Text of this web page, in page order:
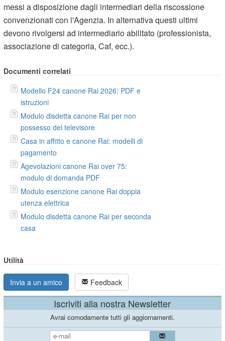
messi a disposizione dagli intermediari della riscossione
convenzionati con l'Agenzia. In alternativa questi ultimi
devono rivolgersi ad intermediario abilitato (professionista,
associazione di categoria, Caf, ecc.).
Documenti correlati
Modello F24 canone Rai 2026: PDF e
istruzioni
Modulo disdetta canone Rai per non
possesso del televisore
Casa in affitto e canone Rai: modelli di
pagamento
Agevolazioni canone Rai over 75:
modulo di domanda PDF
Modulo esenzione canone Rai doppia
utenza elettrica
Modulo disdetta canone Rai per seconda
casa
Utilità
Invia a un amico Feedback
Iscriviti alla nostra Newsletter
Avrai comodamente tutti gli aggiornamenti.